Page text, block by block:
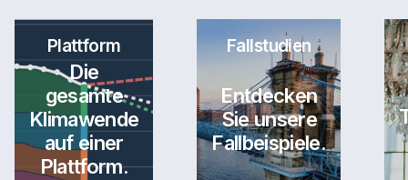
Plattform
Die
gesamte
Klimawende
auf einer
Plattform.
Fallstudien
Entdecken
Sie unsere
Fallbeispiele.